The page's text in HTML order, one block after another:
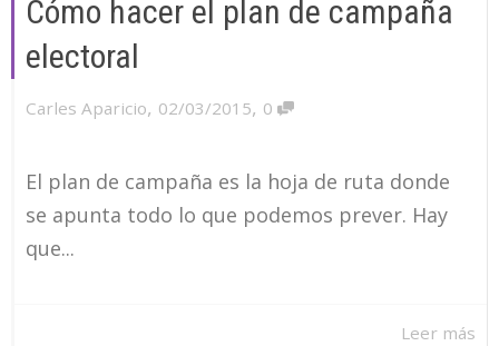
Cómo hacer el plan de campaña
electoral
Carles Aparicio, 02/03/2015, 0
El plan de campaña es la hoja de ruta donde
se apunta todo lo que podemos prever. Hay
que...
Leer más